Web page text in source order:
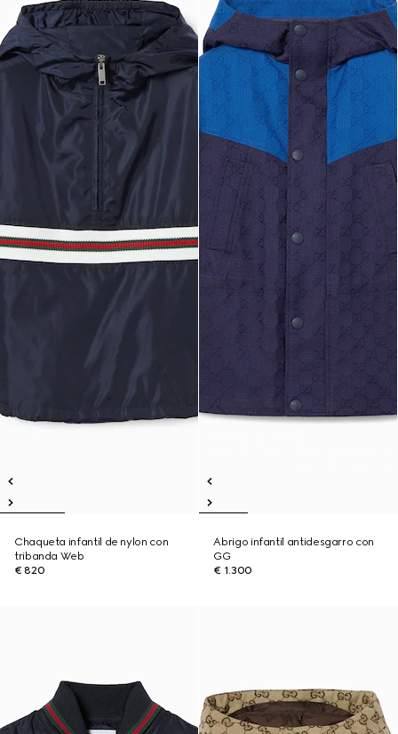
Chaqueta infantil de nylon con
tribanda Web
€ 820
Abrigo infantil antidesgarro con
GG
€ 1.300